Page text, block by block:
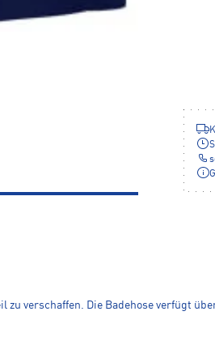
verschaffen. Die Badehose verfügt